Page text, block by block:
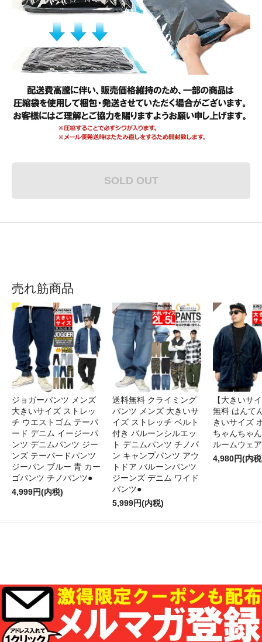
SOLD OUT
売れ筋商品
ジョガーパンツ メンズ
大きいサイズ ストレッ
チ ウエストゴム テーパ
ード デニム イージーパ
ンツ デニムパンツ ジー
ンズ テーパードパンツ
ジーパン ブルー 青 カー
ゴパンツ チノパンツ●
4,999円(内税)
送料無料 クライミング
パンツ メンズ 大きいサ
イズ ストレッチ ベルト
付き バルーンシルエッ
ト デニムパンツ チノパ
ン キャンプパンツ アウ
トドア バルーンパンツ
ジーンズ デニム ワイド
パンツ●
5,999円(内税)
【大きいサ
無料 はんて
きいサイズ
ちゃんちゃ
ルームウェ
4,980円(内